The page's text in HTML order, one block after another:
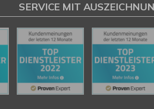
SERVICE MIT